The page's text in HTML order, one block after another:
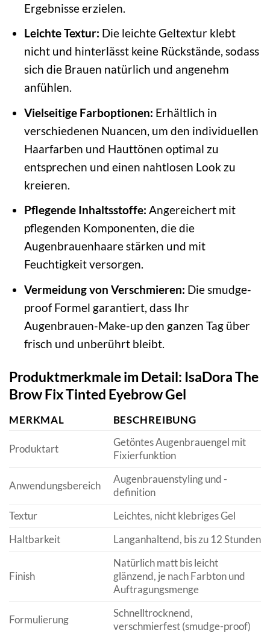
Ergebnisse erzielen.
Leichte Textur: Die leichte Geltextur klebt
nicht und hinterlässt keine Rückstände, sodass
sich die Brauen natürlich und angenehm
anfühlen.
Vielseitige Farboptionen: Erhältlich in
verschiedenen Nuancen, um den individuellen
Haarfarben und Hauttönen optimal zu
entsprechen und einen nahtlosen Look zu
kreieren.
Pflegende Inhaltsstoffe: Angereichert mit
pflegenden Komponenten, die die
Augenbrauenhaare stärken und mit
Feuchtigkeit versorgen.
Vermeidung von Verschmieren: Die smudge-
proof Formel garantiert, dass Ihr
Augenbrauen-Make-up den ganzen Tag über
frisch und unberührt bleibt.
Produktmerkmale im Detail: IsaDora The
Brow Fix Tinted Eyebrow Gel
MERKMAL BESCHREIBUNG
Produktart
Getöntes Augenbrauengel mit
Fixierfunktion
Anwendungsbereich
Augenbrauenstyling und -
definition
Textur
Leichtes, nicht klebriges Gel
Haltbarkeit
Langanhaltend, bis zu 12 Stunden
Finish
Natürlich matt bis leicht
glänzend, je nach Farbton und
Auftragungsmenge
Formulierung
Schnelltrocknend,
verschmierfest (smudge-proof)